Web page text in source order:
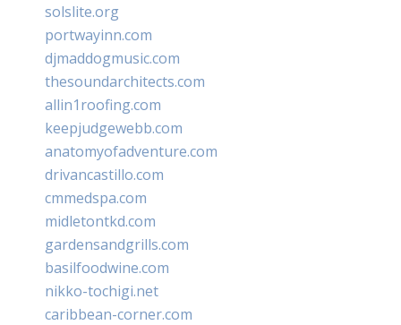
solslite.org
portwayinn.com
djmaddogmusic.com
thesoundarchitects.com
allin1roofing.com
keepjudgewebb.com
anatomyofadventure.com
drivancastillo.com
cmmedspa.com
midletontkd.com
gardensandgrills.com
basilfoodwine.com
nikko-tochigi.net
caribbean-corner.com